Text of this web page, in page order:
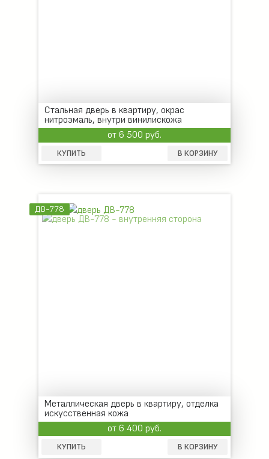
Стальная дверь в квартиру, окрас
нитроэмаль, внутри винилискожа
от 6 500 руб.
КУПИТЬ В КОРЗИНУ
ДВ-778
Металлическая дверь в квартиру, отделка
искусственная кожа
от 6 400 руб.
КУПИТЬ В КОРЗИНУ